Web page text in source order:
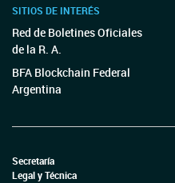
SITIOS DE INTERÉS
Red de Boletines Oficiales
de la R. A.
BFA Blockchain Federal
Argentina
Secretaría
Legal y Técnica